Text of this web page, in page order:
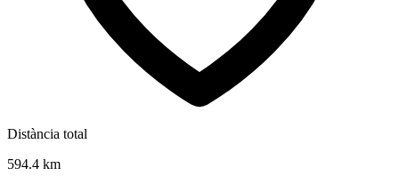
Distància total
594.4 km